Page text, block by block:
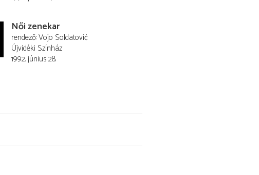
Női zenekar
rendező Vojo Soldatović
Újvidéki Színház
1992. június 28.